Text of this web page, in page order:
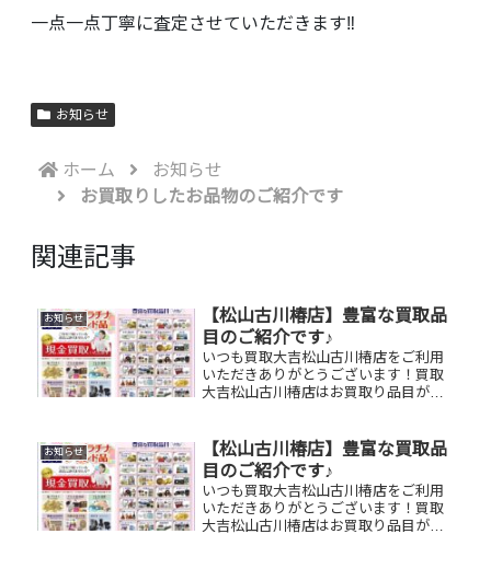
一点一点丁寧に査定させていただきます‼️
お知らせ
ホーム
お知らせ
お買取りしたお品物のご紹介です
関連記事
お知らせ
【松山古川椿店】豊富な買取品
目のご紹介です♪
いつも買取大吉松山古川椿店をご利用
いただきありがとうございます！買取
大吉松山古川椿店はお買取り品目が豊
断られたものや、片手でお持ちいただ
けるものならお買取りできるお品が...
お知らせ
【松山古川椿店】豊富な買取品
目のご紹介です♪
いつも買取大吉松山古川椿店をご利用
いただきありがとうございます！買取
大吉松山古川椿店はお買取り品目が豊